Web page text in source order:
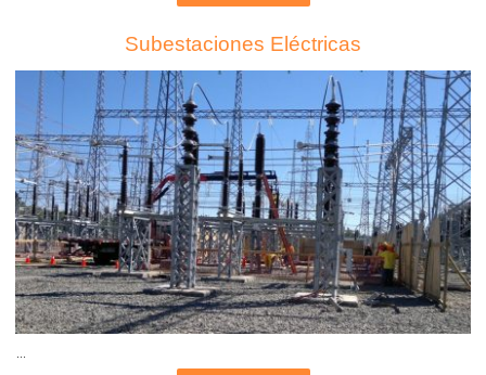
Subestaciones Eléctricas